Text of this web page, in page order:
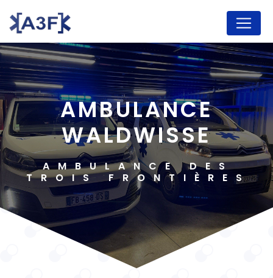
AMBULANCE
WALDWISSE
AMBULANCE DES
TROIS FRONTIÈRES